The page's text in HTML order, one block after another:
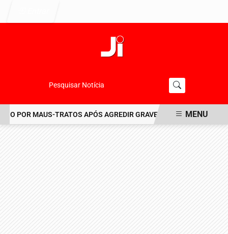
Pesquisar Notícia
POR MAUS-TRATOS APÓS AGREDIR GRAVEMENTE CACHORRO
MENU